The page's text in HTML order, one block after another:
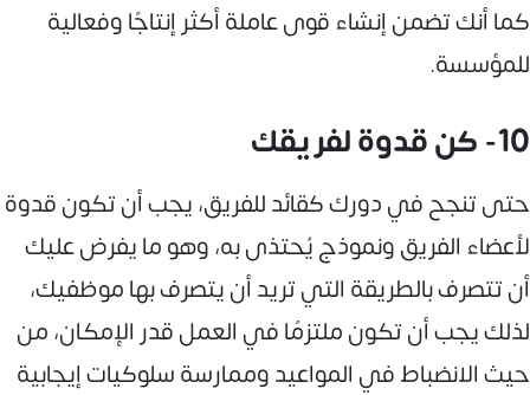
كما أنك تضمن إنشاء قوى عاملة أكثر إنتاجًا وفعالية
للمؤسسة.
10- كن قدوة لفريقك
حتى تنجح في دورك كقائد للفريق، يجب أن تكون قدوة
لأعضاء الفريق ونموذج يُحتذى به، وهو ما يفرض عليك
أن تتصرف بالطريقة التي تريد أن يتصرف بها موظفيك،
لذلك يجب أن تكون ملتزمًا في العمل قدر الإمكان، من
حيث الانضباط في المواعيد وممارسة سلوكيات إيجابية